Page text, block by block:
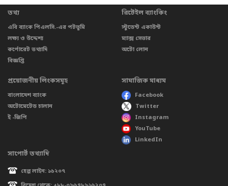
তথ্য
এবি ব্যাংক পিএলসি.-এর পটভূমি
লক্ষ্য ও উদ্দেশ্য
কর্পোরেট তথ্যাদি
বিজ্ঞপ্তি
রিটেইল ব্যাংকিং
স্টুডেন্ট একাউন্ট
ম্যাক্স সেভার
অটো লোন
প্রয়োজনীয় লিংকসমূহ
বাংলাদেশ ব্যাংক
অটোমেটেড চালান
ই -জিপি
সামাজিক মাধ্যম
Facebook
Twitter
Instagram
YouTube
LinkedIn
সাপোর্ট তথ্যাদি
হেল্প লাইন: ১৬২০৭